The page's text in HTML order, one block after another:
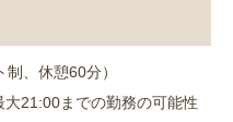
、休憩60分）
21:00までの勤務の可能性